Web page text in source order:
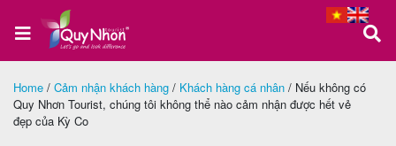
Trang
chủ
Home / Cảm nhận khách hàng / Khách hàng cá nhân / Nếu không có
Quy Nhơn Tourist, chúng tôi không thể nào cảm nhận được hết vẻ
đẹp của Kỳ Co